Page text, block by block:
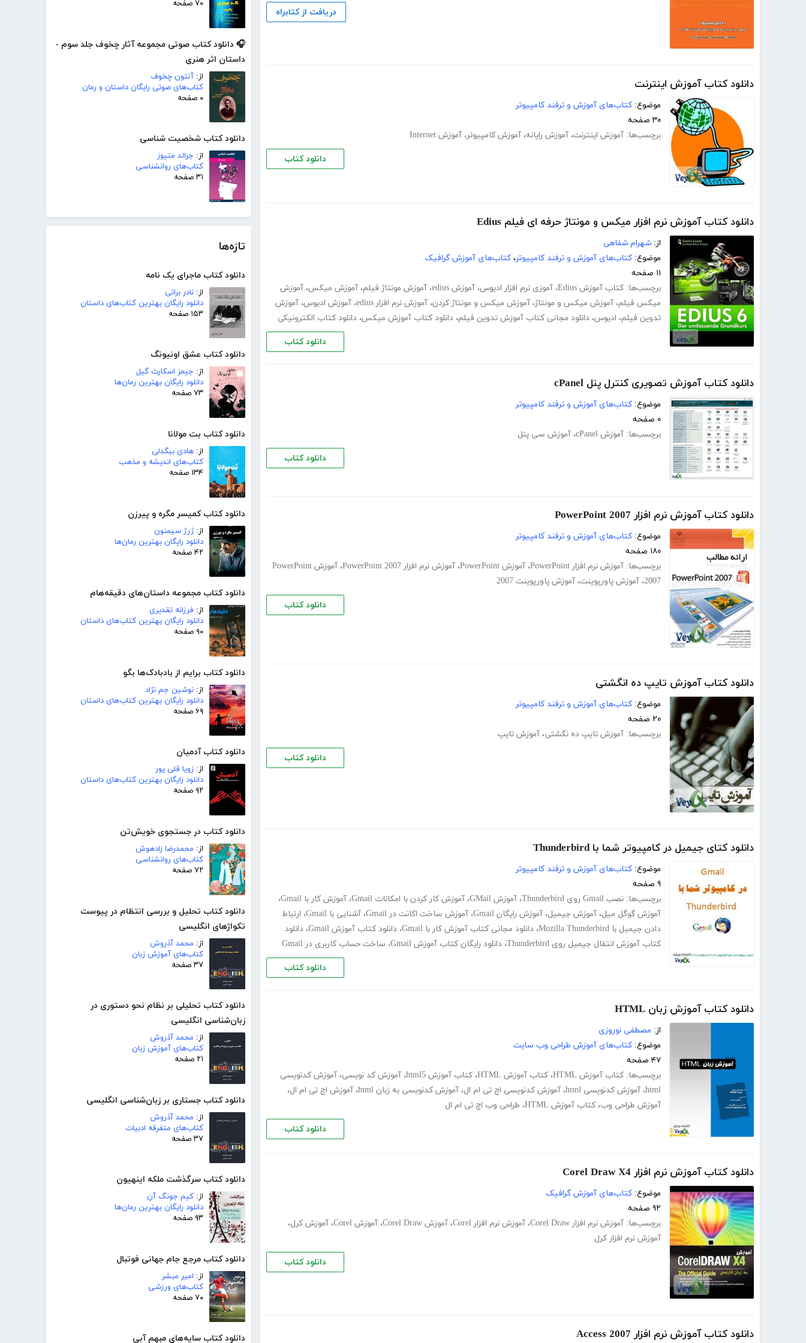
۷۰ صفحه
🎧 دانلود کتاب صوتی مجموعه آثار چخوف جلد سوم -
داستان اثر هنری
از: آنتون چخوف
کتاب‌های صوتی رایگان داستان و رمان
۰ صفحه
دانلود کتاب شخصیت شناسی
از: جرالد متیوز
کتاب‌های روانشناسی
۳۱ صفحه
تازه‌ها
دانلود کتاب ماجرای یک نامه
از: نادر براتی
دانلود رایگان بهترین کتاب‌های داستان
۱۵۳ صفحه
دانلود کتاب عشق اونیونگ
از: جیمز اسکارث گیل
دانلود رایگان بهترین رمان‌ها
۷۳ صفحه
دانلود کتاب بت مولانا
از: هادی بیگدلی
کتاب‌های اندیشه و مذهب
۱۳۴ صفحه
دانلود کتاب کمیسر مگره و پیرزن
از:ژرژ سیمنون
دانلود رایگان بهترین رمان‌ها
۴۲ صفحه
دانلود کتاب مجموعه داستان‌های دقیقه‌هام
از: فرزانه تقدیری
دانلود رایگان بهترین کتاب‌های داستان
۹۰ صفحه
دانلود کتاب برایم از بادبادک‌ها بگو
از: نوشین جم نژاد
دانلود رایگان بهترین کتاب‌های داستان
۶۹ صفحه
دانلود کتاب آدمیان
از: زویا قلی پور
دانلود رایگان بهترین کتاب‌های داستان
۹۲ صفحه
دانلود کتاب در جستجوی خویش‌تن
از: محمدرضا زادهوش
کتاب‌های روانشناسی
۷۲ صفحه
دانلود کتاب تحلیل و بررسی انتظام در پیوست
تکواژهای انگلیسی
از: محمد آذروش
کتاب‌های آموزش زبان
۳۷ صفحه
دانلود کتاب تحلیلی بر نظام نحو دستوری در
زبان‌شناسی انگلیسی
از: محمد آذروش
کتاب‌های آموزش زبان
۲۱ صفحه
دانلود کتاب جستاری بر زبان‌شناسی انگلیسی
از: محمد آذروش
کتاب‌های متفرقه ادبیات
۳۷ صفحه
دانلود کتاب سرگذشت ملکه اینهیون
از: کیم جونگ آن
دانلود رایگان بهترین رمان‌ها
۹۳ صفحه
دانلود کتاب مرجع جام جهانی فوتبال
از: امیر مبشر
کتاب‌های ورزشی
۷۰ صفحه
دانلود کتاب سایه‌های مبهم آبی
دریافت از کتابراه
دانلود کتاب آموزش اینترنت
موضوع: کتاب‌های آموزش و ترفند کامپیوتر
۳۰ صفحه
برچسب‌ها: آموزش اینترنت، آموزش رایانه، آموزش کامپیوتر، آموزش Internet
دانلود کتاب
دانلود کتاب آموزش نرم افزار میکس و مونتاژ حرفه ای فیلم Edius
از: شهرام شفاهی
موضوع: کتاب‌های آموزش و ترفند کامپیوتر، کتاب‌های آموزش گرافیک
۱۱ صفحه
برچسب‌ها: کتاب آموزش Edius ، آموزی نرم افزار ادیوس، آموزش edius ، آموزش مونتاژ فیلم، آموزش میکس، آموزش
میکس فیلم، آموزش میکس و مونتاژ، آموزش میکس و مونتاژ کردن، آموزش نرم افزار edius ، آموزش ادیوس، آموزش
تدوین فیلم، ادیوس، دانلود مجانی کتاب آموزش تدوین فیلم، دانلود کتاب آموزش میکس، دانلود کتاب الکترونیکی
دانلود کتاب
دانلود کتاب آموزش تصویری کنترل پنل cPanel
موضوع: کتاب‌های آموزش و ترفند کامپیوتر
۰ صفحه
برچسب‌ها: آموزش cPanel ، آموزش سی پنل
دانلود کتاب
دانلود کتاب آموزش نرم افزار PowerPoint 2007
موضوع: کتاب‌های آموزش و ترفند کامپیوتر
۱۸۰ صفحه
برچسب‌ها: آموزش نرم افزار PowerPoint ، آموزش PowerPoint ، آموزش نرم افزار PowerPoint 2007 ،
آموزش PowerPoint
2007، آموزش پاورپوینت، آموزش پاورپوینت 2007
دانلود کتاب
دانلود کتاب آموزش تایپ ده انگشتی
موضوع: کتاب‌های آموزش و ترفند کامپیوتر
۲۰ صفحه
برچسب‌ها: آموزش تایپ ده‌ نگشتی، آموزش تایپ
دانلود کتاب
دانلود کتای جیمیل در کامپیوتر شما با Thunderbird
موضوع: کتاب‌های آموزش و ترفند کامپیوتر
۹ صفحه
برچسب‌ها: نصب Gmail روی Thunderbird ، آموزش GMail ، آموزش کار کردن با امکانات Gmail ، آموزش کار با Gmail
،
آموزش گوگل میل، آموزش جیمیل، آموزش رایگان Gmail ، آموزش ساخت اکانت در Gmail ، آشنایی با Gmail ، ارتباط
دادن جیمیل با Mozilla Thunderbird
، دانلود مجانی کتاب آموزش کار با Gmail ، دانلود کتاب آموزش Gmail ، دانلود
کتاب آموزش انتقال جیمیل روی Thunderbird
، دانلود رایگان کتاب آموزش Gmail ، ساخت حساب کاربری در Gmail
دانلود کتاب
دانلود کتاب آموزش زبان HTML
از: مصطفی نوروزی
موضوع: کتاب‌های آموزش طراحی وب سایت
۴۷ صفحه
برچسب‌ها: کتاب آموزش HTML ، کتاب آموزش HTML ، کتاب آموزش html5 ، آموزش کد نویسی، آموزش کدنویسی
html، آموزش کدنویسی html ، آموزش کدنویسی اچ تی ام ال، آموزش کدنویسی به زبان html ، آموزش اچ تی ام ال،
آموزش طراحی وب، کتاب آموزش HTML ، طراحی وب اچ تی ام ال
دانلود کتاب
دانلود کتاب آموزش نرم افزار Corel Draw X4
موضوع: کتاب‌های آموزش گرافیک
۹۲ صفحه
برچسب‌ها: آموزش نرم افزار Corel Draw ، آموزش نرم افزار Corel ، آموزش Corel Draw ، آموزش Corel ، آموزش کرل،
آموزش نرم افزار کرل
دانلود کتاب
دانلود کتاب آموزش نرم افزار Access 2007